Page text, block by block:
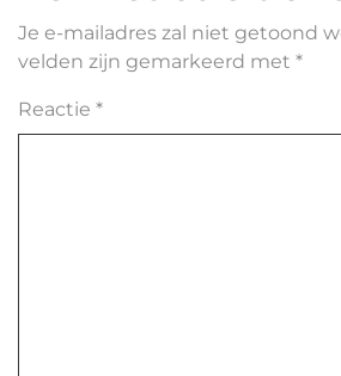
Je e-mailadres zal niet getoond
velden zijn gemarkeerd met *
Reactie *